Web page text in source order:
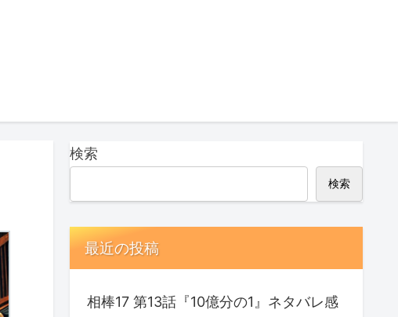
検索
検索
最近の投稿
相棒17 第13話『10億分の1』ネタバレ感